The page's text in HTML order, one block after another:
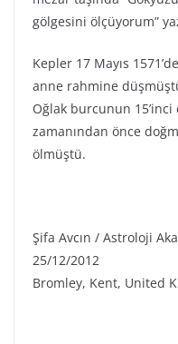
gölgesini ölçüyorum”
Kepler 17 Mayıs
anne rahmine
Oğlak burcunun
zamanından önce
ölmüştü.
Şifa Avcın / Astroloji
25/12/2012
Bromley, Kent, United